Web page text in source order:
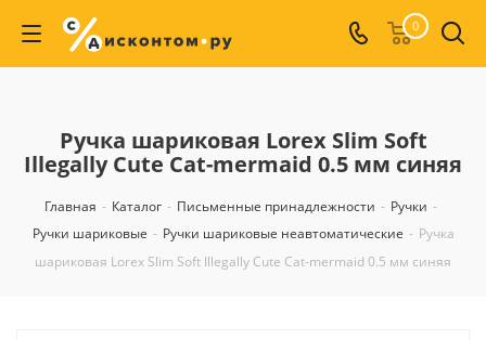
0
Ручка шариковая Lorex Slim Soft
Illegally Cute Cat-mermaid 0.5 мм синяя
Главная - Каталог - Письменные принадлежности - Ручки -
Ручки шариковые - Ручки шариковые неавтоматические - Ручка
шариковая Lorex Slim Soft Illegally Cute Cat-mermaid 0.5 мм синяя